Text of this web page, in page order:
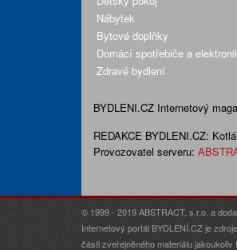
Nábytek
Bytové doplňky
Domácí spotřebiče a
Zdravé bydlení
BYDLENI.CZ Internetový
REDAKCE BYDLENI.CZ:
Provozovatel serveru:
© 1999 - 2019 ABSTRACT, s.r.o. a
Internetový portál BYDLENÍ.CZ je
části zveřejněného materiálu